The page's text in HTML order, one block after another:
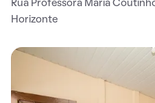
Rua Professora Maria
Horizonte